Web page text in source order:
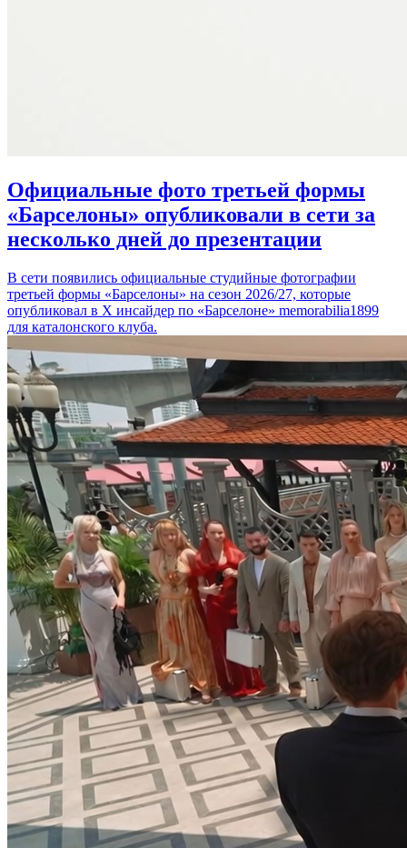
Официальные фото третьей формы
«Барселоны» опубликовали в сети за
несколько дней до презентации
В сети появились официальные студийные фотографии
третьей формы «Барселоны» на сезон 2026/27, которые
опубликовал в Х инсайдер по «Барселоне» memorabilia1899
для каталонского клуба.